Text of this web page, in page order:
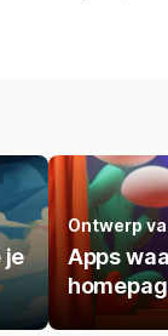
je
Ontwerp
Apps